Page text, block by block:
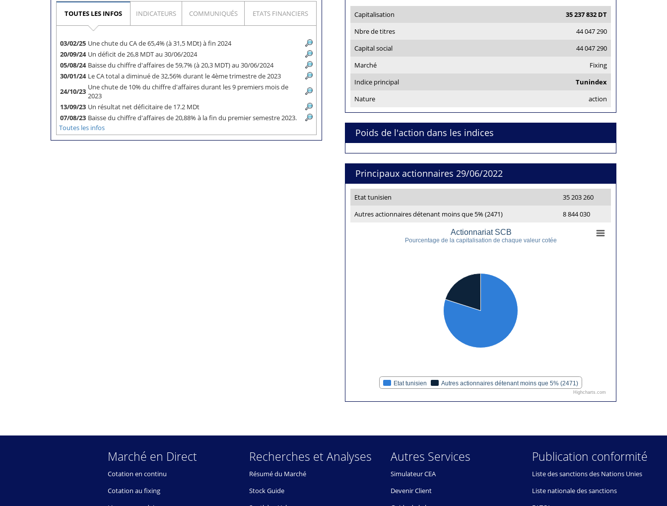
TOUTES LES INFOS INDICATEURS COMMUNIQUÉS ETATS FINANCIERS
03/02/25 Une chute du CA de 65,4% (à 31,5 MDt) à fin 2024
20/09/24 Un déficit de 26,8 MDT au 30/06/2024
05/08/24 Baisse du chiffre d'affaires de 59,7% (à 20,3 MDT) au 30/06/2024
30/01/24 Le CA total a diminué de 32,56% durant le 4ème trimestre de 2023
24/10/23 Une chute de 10% du chiffre d'affaires durant les 9 premiers mois de
2023
13/09/23 Un résultat net déficitaire de 17.2 MDt
07/08/23 Baisse du chiffre d'affaires de 20,88% à la fin du premier semestre 2023.
Toutes les infos
Capitalisation
35 237 832 DT
Nbre de titres
44 047 290
Capital social
44 047 290
Marché
Fixing
Indice principal
Tunindex
Nature
action
Poids de l'action dans les indices
Principaux actionnaires 29/06/2022
Etat tunisien
35 203 260
Autres actionnaires détenant moins que 5% (2471)
8 844 030
Actionnariat SCB
Pourcentage de la capitalisation de chaque valeur cotée
Etat tunisien Autres actionnaires détenant moins que 5% (2471)
Highcharts.com
Marché en Direct
Cotation en continu
Cotation au fixing
Recherches et Analyses
Résumé du Marché
Stock Guide
Autres Services
Simulateur CEA
Devenir Client
Publication conformité
Liste des sanctions des Nations Unies
Liste nationale des sanctions